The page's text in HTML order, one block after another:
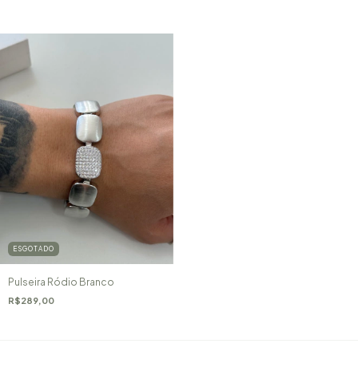
ESGOTADO
Pulseira Ródio Branco
R$289,00